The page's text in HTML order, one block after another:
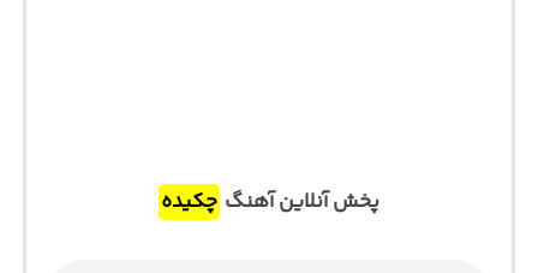
پخش آنلاین آهنگ چکیده